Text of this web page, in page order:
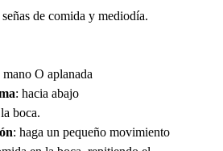
de comida y mediodía.
mano O aplanada
: hacia abajo
boca.
: haga un pequeño movimiento